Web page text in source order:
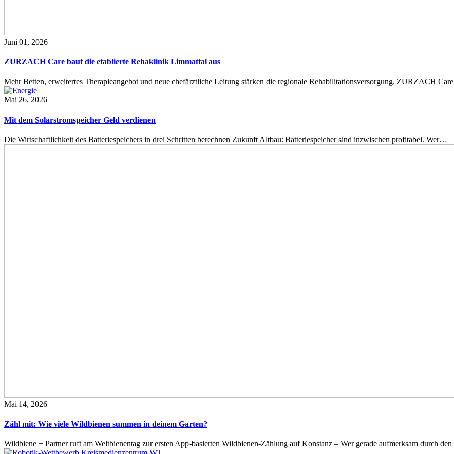
Juni 01, 2026
ZURZACH Care baut die etablierte Rehaklinik Limmattal aus
Mehr Betten, erweitertes Therapieangebot und neue chefärztliche Leitung stärken die regionale Rehabilitationsversorgung. ZURZACH
Mai 26, 2026
Mit dem Solarstromspeicher Geld verdienen
Die Wirtschaftlichkeit des Batteriespeichers in drei Schritten berechnen Zukunft Altbau: Batteriespeicher sind inzwischen profitabel. Wer…
Mai 14, 2026
Zähl mit: Wie viele Wildbienen summen in deinem Garten?
Wildbiene + Partner ruft am Weltbienentag zur ersten App-basierten Wildbienen-Zählung auf Konstanz – Wer gerade aufmerksam durch